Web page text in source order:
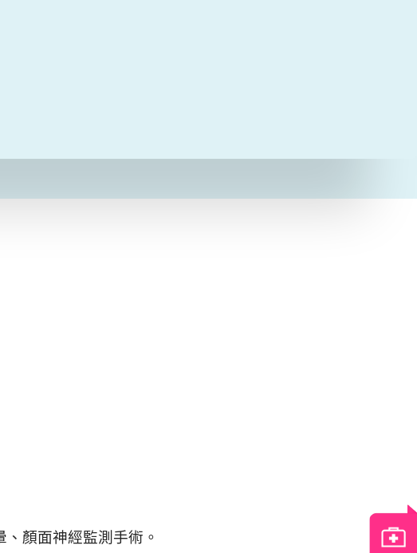
顏面神經監測手術。